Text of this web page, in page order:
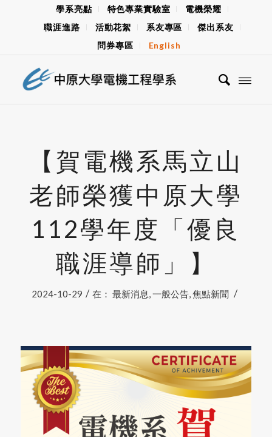
學系亮點 特色專業實驗室
電機榮耀
職涯進路
活動花絮 系友專區
傑出系友
問券專區
English
【賀電機系馬立山
老師榮獲中原大學
112學年度「優良
職涯導師」】
2024-10-29 / 在： 最新消息,一般公告,焦點新聞 /